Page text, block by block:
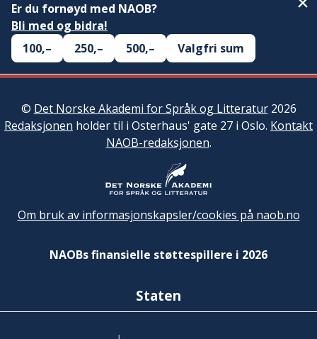
Er du fornøyd med NAOB?
Bli med og bidra!
100,–
250,– 500,– Valgfri sum
© Det Norske Akademi for Språk og Litteratur2026
Redaksjonen holder til i Osterhaus' gate 27 i Oslo. Kontakt
NAOB-redaksjonen.
Om bruk av informasjonskapsler/cookies på naob.no
NAOBs finansielle støttespillere i 2026
Staten